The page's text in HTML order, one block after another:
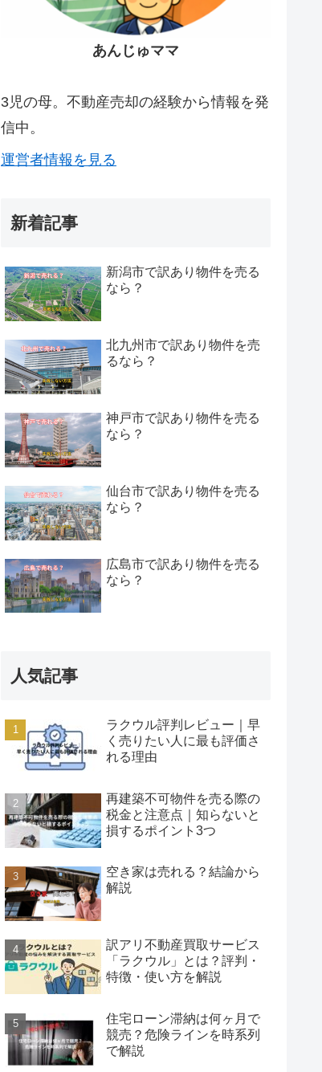
あんじゅママ
3児の母。不動産売却の経験から情報を発
信中。
運営者情報を見る
新着記事
新潟市で訳あり物件を売る
なら？
北九州市で訳あり物件を売
るなら？
神戸市で訳あり物件を売る
なら？
仙台市で訳あり物件を売る
なら？
広島市で訳あり物件を売る
なら？
人気記事
ラクウル評判レビュー｜早
く売りたい人に最も評価さ
れる理由
再建築不可物件を売る際の
税金と注意点｜知らないと
損するポイント3つ
空き家は売れる？結論から
解説
訳アリ不動産買取サービス
「ラクウル」とは？評判・
特徴・使い方を解説
住宅ローン滞納は何ヶ月で
競売？危険ラインを時系列
で解説